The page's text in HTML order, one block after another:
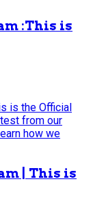
:This is
| This is